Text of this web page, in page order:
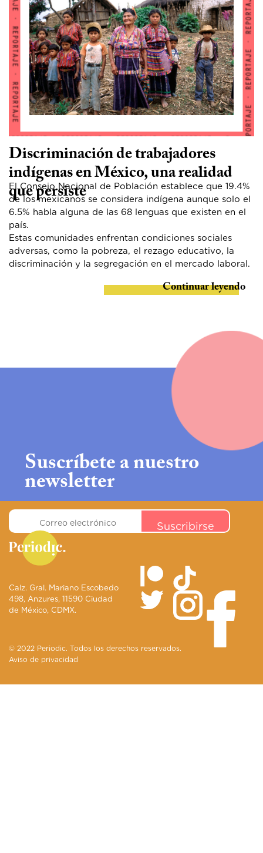
Discriminación de trabajadores
indígenas en México, una realidad
que persiste
El Consejo Nacional de Población establece que 19.4%
de los mexicanos se considera indígena aunque solo el
6.5% habla alguna de las 68 lenguas que existen en el
país.
Estas comunidades enfrentan condiciones sociales
adversas, como la pobreza, el rezago educativo, la
discriminación y la segregación en el mercado laboral.
Continuar leyendo
Suscríbete a nuestro
newsletter
Calz. Gral. Mariano Escobedo
498, Anzures, 11590 Ciudad
de México, CDMX.
© 2022 Periodic. Todos los derechos reservados.
Aviso de privacidad